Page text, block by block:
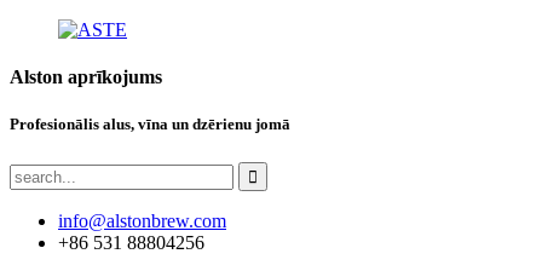
Alston aprīkojums
Profesionālis alus, vīna un dzērienu jomā
info@alstonbrew.com
+86 531 88804256